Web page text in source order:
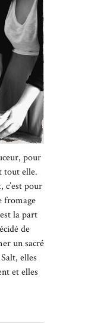
pour
tout elle.
c’est pour
fromage
la part
de
un sacré
elles
et elles